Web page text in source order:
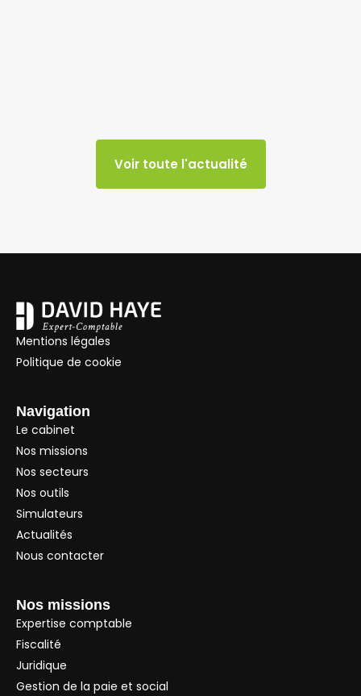
Voir toute l'actualité
Mentions légales
Politique de cookie
Navigation
Le cabinet
Nos missions
Nos secteurs
Nos outils
Simulateurs
Actualités
Nous contacter
Nos missions
Expertise comptable
Fiscalité
Juridique
Gestion de la paie et social